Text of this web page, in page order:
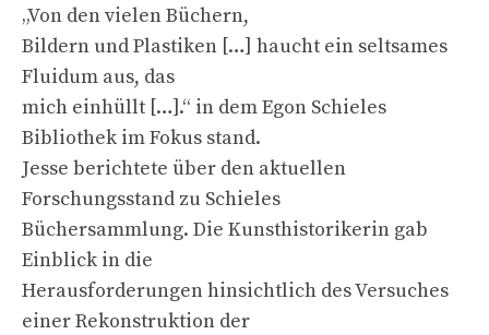
„Von den vielen Büchern,
Bildern und Plastiken […] haucht ein seltsames
Fluidum aus, das
mich einhüllt […].“ in dem Egon Schieles
Bibliothek im Fokus stand.
Jesse berichtete über den aktuellen
Forschungsstand zu Schieles
Büchersammlung. Die Kunsthistorikerin gab
Einblick in die
Herausforderungen hinsichtlich des Versuches
einer Rekonstruktion der